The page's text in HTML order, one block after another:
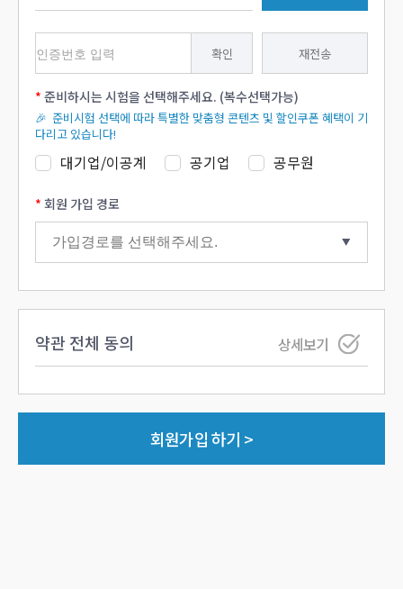
확인 재전송
준비하시는 시험을 선택해주세요. (복수선택가능)
🎉 준비시험 선택에 따라 특별한 맞춤형 콘텐츠 및 할인쿠폰 혜택이 기
다리고 있습니다!
대기업/이공계 공기업 공무원
회원 가입 경로
약관 전체 동의 상세보기
회원가입 하기 >